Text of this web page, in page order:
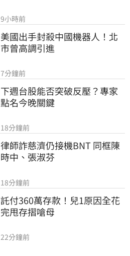
9小時前
美國出手封殺中國機器人！北
市曾高調引進
7分鐘前
下週台股能否突破反壓？專家
點名今晚關鍵
18分鐘前
律師詐慈濟仍接機BNT 同框陳
時中、張淑芬
18分鐘前
託付360萬存款！兒1原因全花
完甩存摺嗆母
22分鐘前